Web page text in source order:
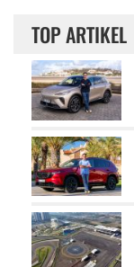
TOP ARTIKEL